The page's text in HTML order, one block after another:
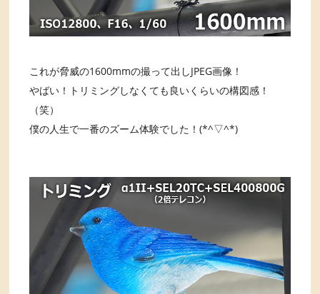
これが脅威の1600mmの撮って出しJPEG画像！
やばい！トリミングしなくても良いくらいの構図感！
（笑）
僕の人生で一番のズーム体験でした！(*^▽^*)